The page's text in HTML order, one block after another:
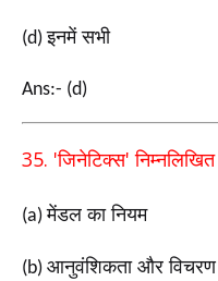
(d)इनमें सभी
Ans:- (d)
35. 'जिनेटिक्स'
(a)मेंडल का नियम
(b) आनुवंशिकता और विचरण